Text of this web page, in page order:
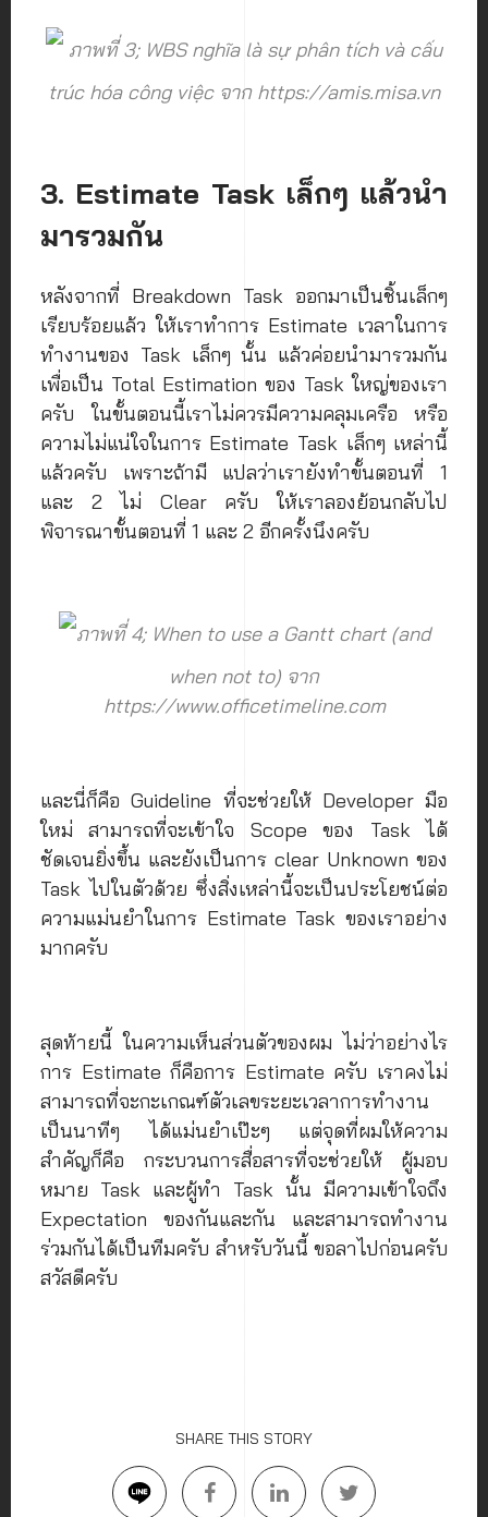
ภาพที่ 3; WBS nghĩa là sự phân tích và cấu
trúc hóa công việc จาก https://amis.misa.vn
3. Estimate Task เล็กๆ แล้วนำ
มารวมกัน
หลังจากที่ Breakdown Task ออกมาเป็นชิ้นเล็กๆ
เรียบร้อยแล้ว ให้เราทำการ Estimate เวลาในการ
ทำงานของ Task เล็กๆ นั้น แล้วค่อยนำมารวมกัน
เพื่อเป็น Total Estimation ของ Task ใหญ่ของเรา
ครับ ในขั้นตอนนี้เราไม่ควรมีความคลุมเครือ หรือ
ความไม่แน่ใจในการ Estimate Task เล็กๆ เหล่านี้
แล้วครับ เพราะถ้ามี แปลว่าเรายังทำขั้นตอนที่ 1
และ 2 ไม่ Clear ครับ ให้เราลองย้อนกลับไป
พิจารณาขั้นตอนที่ 1 และ 2 อีกครั้งนึงครับ
ภาพที่ 4; When to use a Gantt chart (and
when not to) จาก
https://www.officetimeline.com
และนี่ก็คือ Guideline ที่จะช่วยให้ Developer มือ
ใหม่ สามารถที่จะเข้าใจ Scope ของ Task ได้
ชัดเจนยิ่งขึ้น และยังเป็นการ clear Unknown ของ
Task ไปในตัวด้วย ซึ่งสิ่งเหล่านี้จะเป็นประโยชน์ต่อ
ความแม่นยำในการ Estimate Task ของเราอย่าง
มากครับ
สุดท้ายนี้ ในความเห็นส่วนตัวของผม ไม่ว่าอย่างไร
การ Estimate ก็คือการ Estimate ครับ เราคงไม่
สามารถที่จะกะเกณฑ์ตัวเลขระยะเวลาการทำงาน
เป็นนาทีๆ ได้แม่นยำเป๊ะๆ แต่จุดที่ผมให้ความ
สำคัญก็คือ กระบวนการสื่อสารที่จะช่วยให้ ผู้มอบ
หมาย Task และผู้ทำ Task นั้น มีความเข้าใจถึง
Expectation ของกันและกัน และสามารถทำงาน
ร่วมกันได้เป็นทีมครับ สำหรับวันนี้ ขอลาไปก่อนครับ
สวัสดีครับ
SHARE THIS STORY